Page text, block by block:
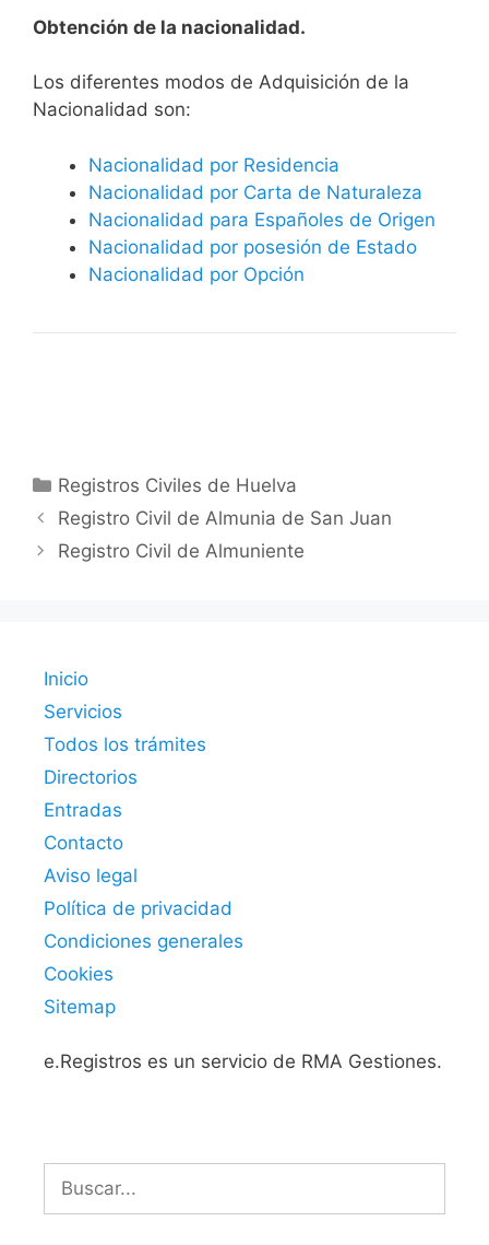
Obtención de la nacionalidad.
​​​Los diferentes modos de Adquisición de la
Nacionalidad son:
Nacionalidad por Residencia
Nacionalidad por Carta de Naturaleza
Nacionalidad para Españoles de Origen
Nacionalidad por posesión de Estado
Nacionalidad por Opción
Categorías
Registros Civiles de Huelva
Registro Civil de Almunia de San Juan
Registro Civil de Almuniente
Inicio
Servicios
Todos los trámites
Directorios
Entradas
Contacto
Aviso legal
Política de privacidad
Condiciones generales
Cookies
Sitemap
e.Registros es un servicio de RMA Gestiones.
Buscar: